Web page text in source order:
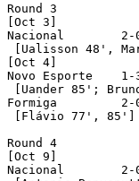
Round 3
[Oct 3]
Nacional	2-0  Figueirense	[Att.:564]
[Ualisson 48',
[Oct 4]
Novo Esporte	1-3  Valeriodoce	[Att.:360]
[Uander 85';
Formiga		2-0  Uberaba		[Att.:1,409]
[Flávio 77', 85']
Round 4
[Oct 9]
Nacional	2-0  Formiga		[Att.:664]